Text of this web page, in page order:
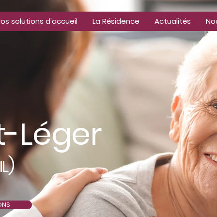
solutions d'accueil La Résidence Actualités
Léger
)